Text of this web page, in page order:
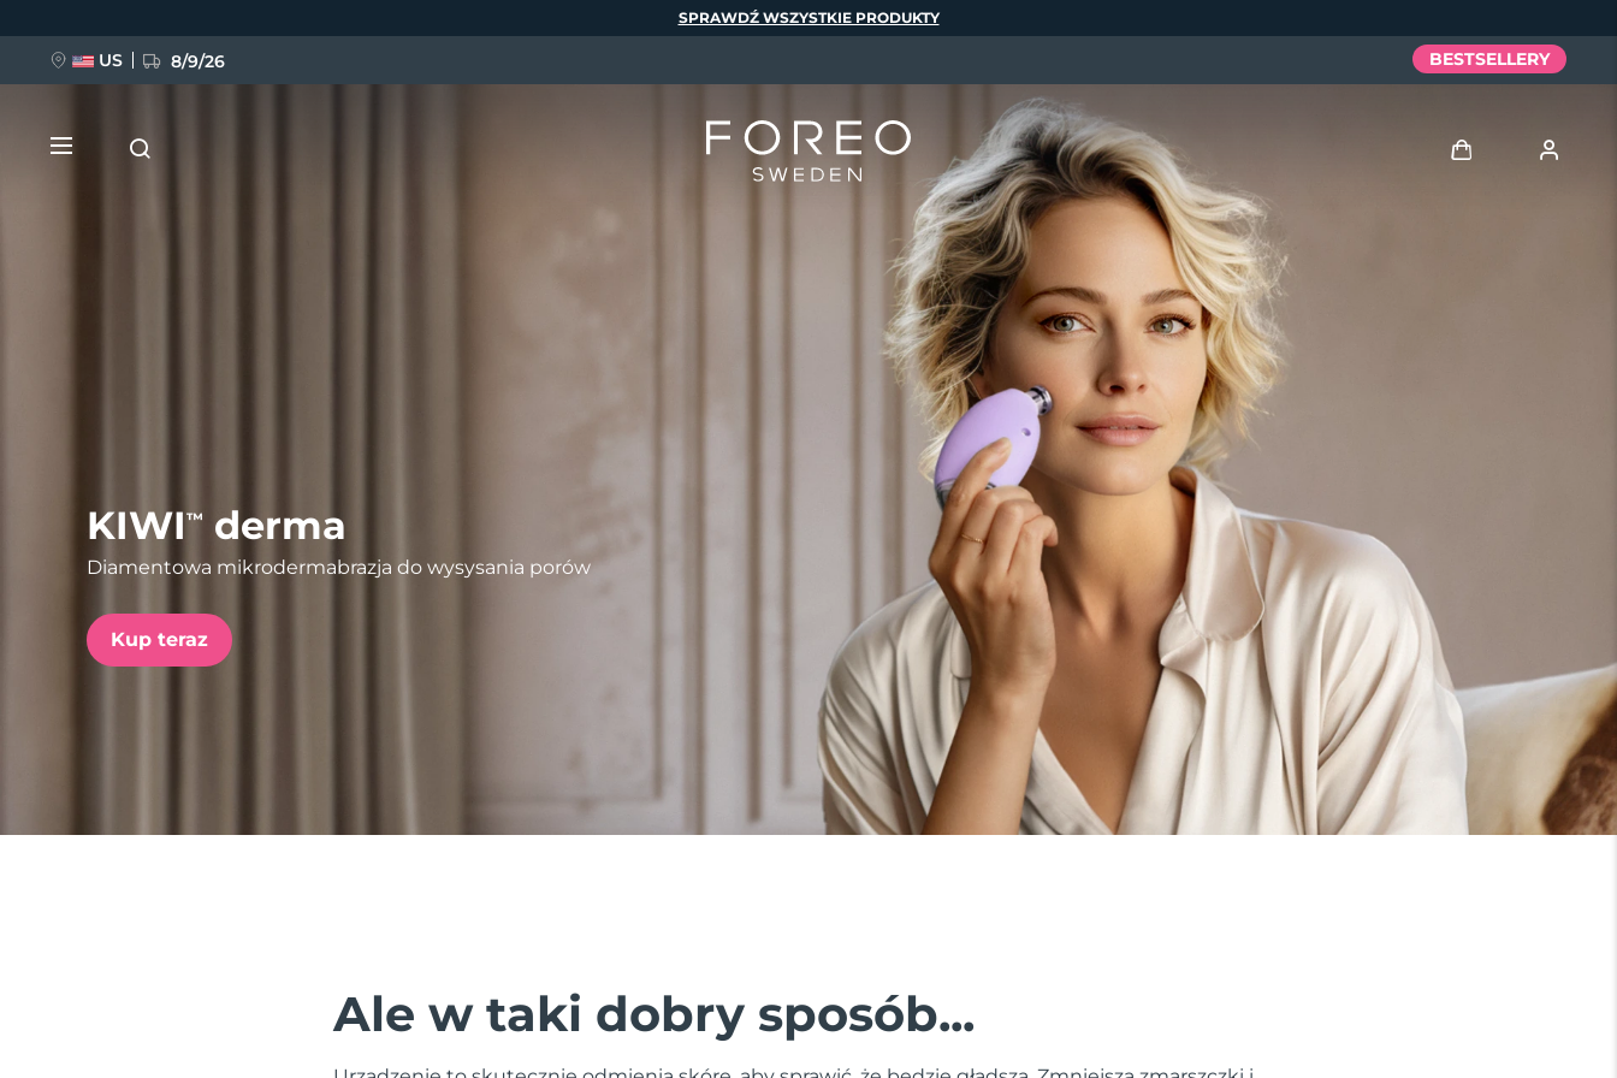
KIWI™ derma
Diamentowa mikrodermabrazja do wysysania porów
Kup teraz
Ale w taki dobry sposób...
SPRAWDŹ WSZYSTKIE PRODUKTY
US 8/9/26 BESTSELLERY
issa™ Teeth Whitening Set
POPULARNY